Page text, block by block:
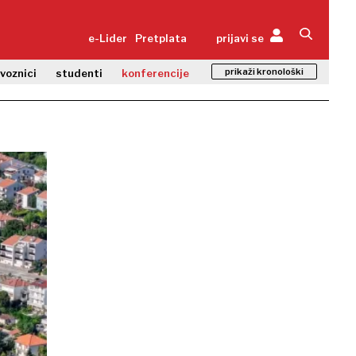
e-Lider Pretplata prijavi se
studenti konferencije prikaži kronološki